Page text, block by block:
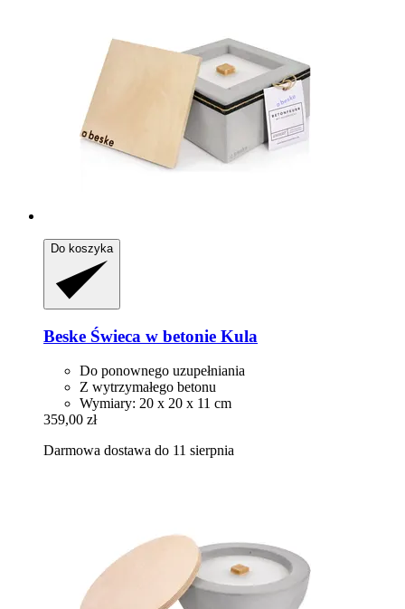
Do koszyka
Beske Świeca w betonie Kula
Do ponownego uzupełniania
Z wytrzymałego betonu
Wymiary: 20 x 20 x 11 cm
359,00 zł
Darmowa dostawa do 11 sierpnia